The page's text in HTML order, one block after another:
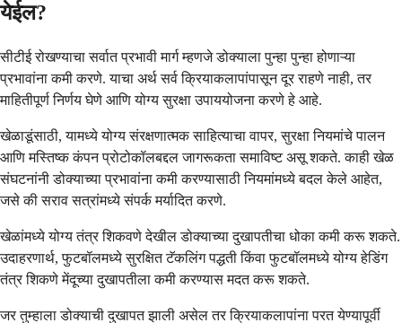
येईल?
सीटीई रोखण्याचा सर्वात प्रभावी मार्ग म्हणजे डोक्याला पुन्हा पुन्हा होणाऱ्या
प्रभावांना कमी करणे. याचा अर्थ सर्व क्रियाकलापांपासून दूर राहणे नाही, तर
माहितीपूर्ण निर्णय घेणे आणि योग्य सुरक्षा उपाययोजना करणे हे आहे.
खेळाडूंसाठी, यामध्ये योग्य संरक्षणात्मक साहित्याचा वापर, सुरक्षा नियमांचे पालन
आणि मस्तिष्क कंपन प्रोटोकॉलबद्दल जागरूकता समाविष्ट असू शकते. काही खेळ
संघटनांनी डोक्याच्या प्रभावांना कमी करण्यासाठी नियमांमध्ये बदल केले आहेत,
जसे की सराव सत्रांमध्ये संपर्क मर्यादित करणे.
खेळांमध्ये योग्य तंत्र शिकवणे देखील डोक्याच्या दुखापतीचा धोका कमी करू शकते.
उदाहरणार्थ, फुटबॉलमध्ये सुरक्षित टॅकलिंग पद्धती किंवा फुटबॉलमध्ये योग्य हेडिंग
तंत्र शिकणे मेंदूच्या दुखापतीला कमी करण्यास मदत करू शकते.
जर तुम्हाला डोक्याची दुखापत झाली असेल तर क्रियाकलापांना परत येण्यापूर्वी